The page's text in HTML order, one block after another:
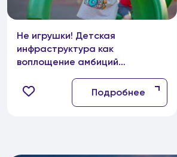
Не игрушки! Детская
инфраструктура как
воплощение амбиций
Подробнее